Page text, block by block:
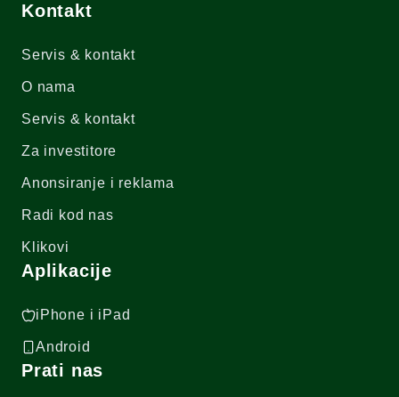
Kontakt
Servis & kontakt
O nama
Servis & kontakt
Za investitore
Anonsiranje i reklama
Radi kod nas
Klikovi
Aplikacije
iPhone i iPad
Android
Prati nas